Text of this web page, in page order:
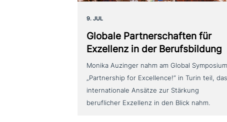
9. JUL
Globale Partnerschaften für
Exzellenz in der Berufsbildung
Monika Auzinger nahm am Global Symposium
„Partnership for Excellence!“ in Turin teil, das
internationale Ansätze zur Stärkung
beruflicher Exzellenz in den Blick nahm.